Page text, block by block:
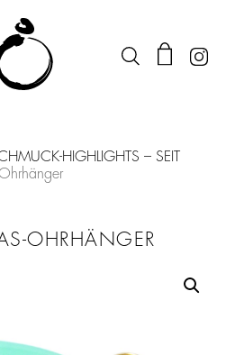
HIGHLIGHTS – SEIT
OHRHÄNGER